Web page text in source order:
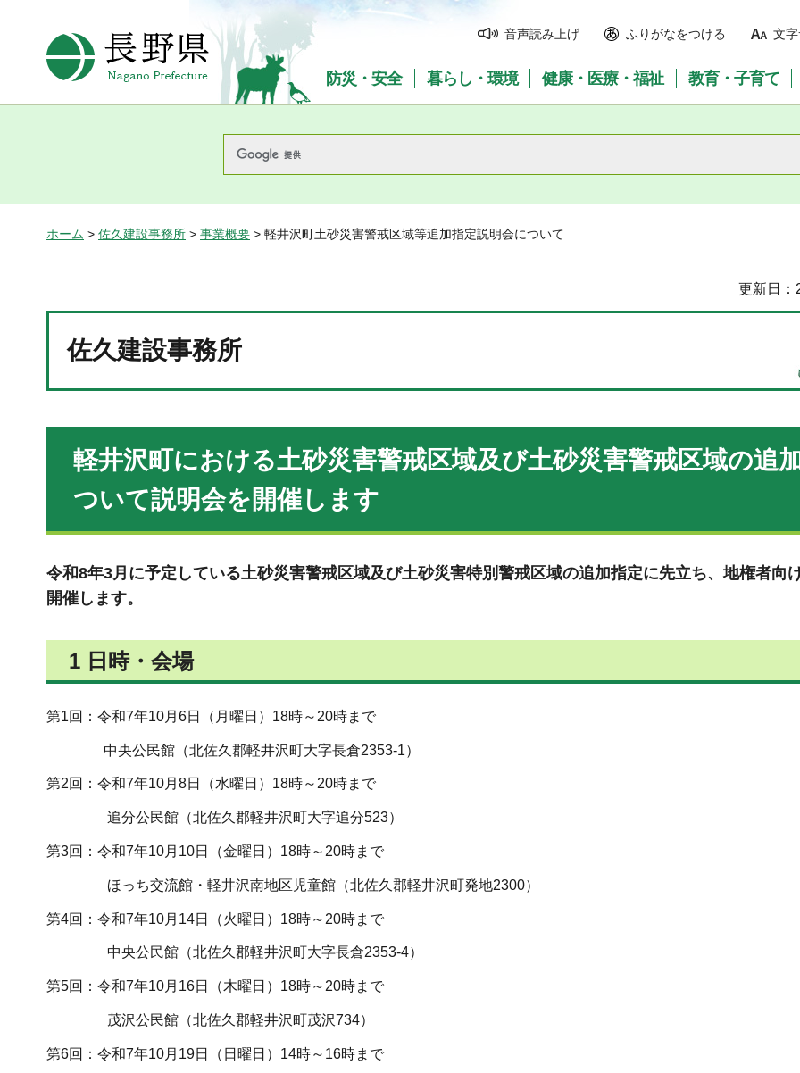
長野県Nagano Prefecture
音声読み上げ ふりがなをつける 文
防災・安全 暮らし・環境 健康・医療・福祉 教育・子育て
ホーム > 佐久建設事務所 > 事業概要 > 軽井沢町土砂災害警戒区域等追加指定説明会について
更新日：
佐久建設事務所
軽井沢町における土砂災害警戒区域及び土砂災害警戒区域の追
ついて説明会を開催します
令和8年3月に予定している土砂災害警戒区域及び土砂災害特別警戒区域の追加指定に先立ち、地権者向
開催します。
1 日時・会場
第1回：令和7年10月6日（月曜日）18時～20時まで
中央公民館（北佐久郡軽井沢町大字長倉2353-1）
第2回：令和7年10月8日（水曜日）18時～20時まで
追分公民館（北佐久郡軽井沢町大字追分523）
第3回：令和7年10月10日（金曜日）18時～20時まで
ほっち交流館・軽井沢南地区児童館（北佐久郡軽井沢町発地2300）
第4回：令和7年10月14日（火曜日）18時～20時まで
中央公民館（北佐久郡軽井沢町大字長倉2353-4）
第5回：令和7年10月16日（木曜日）18時～20時まで
茂沢公民館（北佐久郡軽井沢町茂沢734）
第6回：令和7年10月19日（日曜日）14時～16時まで